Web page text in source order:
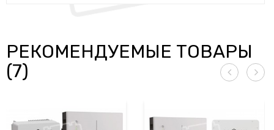
РЕКОМЕНДУЕМЫЕ ТОВАРЫ
(7)